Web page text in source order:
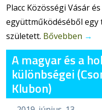
Placc Közösségi Vásár és
együttműködéséből egy
született. Bővebben →
A magyar és a
különbségei
Klubon)